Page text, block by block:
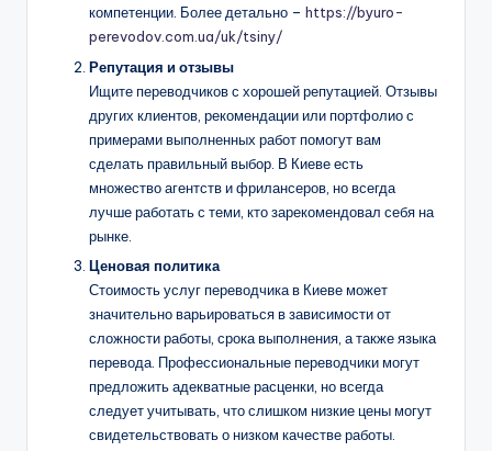
компетенции. Более детально – https://byuro-
perevodov.com.ua/uk/tsiny/
Репутация и отзывы
Ищите переводчиков с хорошей репутацией. Отзывы
других клиентов, рекомендации или портфолио с
примерами выполненных работ помогут вам
сделать правильный выбор. В Киеве есть
множество агентств и фрилансеров, но всегда
лучше работать с теми, кто зарекомендовал себя на
рынке.
Ценовая политика
Стоимость услуг переводчика в Киеве может
значительно варьироваться в зависимости от
сложности работы, срока выполнения, а также языка
перевода. Профессиональные переводчики могут
предложить адекватные расценки, но всегда
следует учитывать, что слишком низкие цены могут
свидетельствовать о низком качестве работы.